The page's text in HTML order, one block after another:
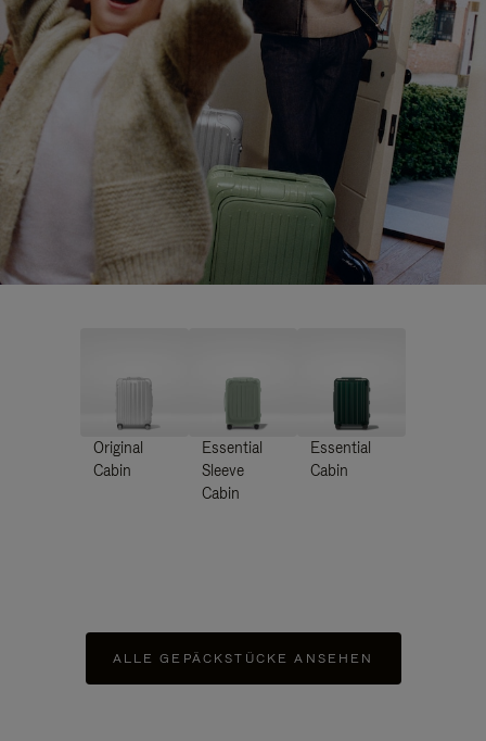
Original
Cabin
Essential
Sleeve
Cabin
Essential
Cabin
ALLE GEPÄCKSTÜCKE ANSEHEN